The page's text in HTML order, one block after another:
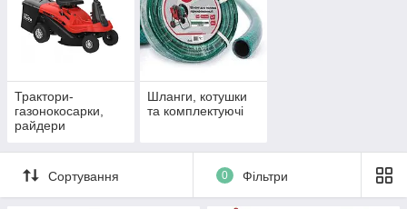
Трактори-
газонокосарки,
райдери
Шланги, котушки
та комплектуючі
Сортування 0 Фільтри